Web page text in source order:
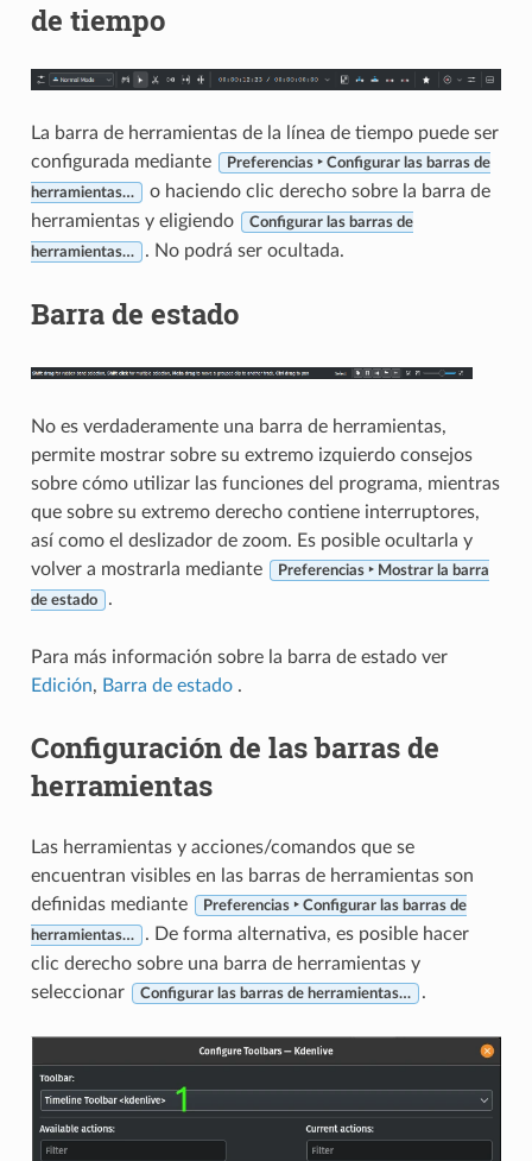
de tiempo
La barra de herramientas de la línea de tiempo puede ser
configurada mediante
Preferencias ‣ Configurar las barras de
herramientas…
o haciendo clic derecho sobre la barra de
herramientas y eligiendo
Configurar las barras de
herramientas… . No podrá ser ocultada.
Barra de estado
No es verdaderamente una barra de herramientas,
permite mostrar sobre su extremo izquierdo consejos
sobre cómo utilizar las funciones del programa, mientras
que sobre su extremo derecho contiene interruptores,
así como el deslizador de zoom. Es posible ocultarla y
volver a mostrarla mediante
Preferencias ‣ Mostrar la barra
de estado .
Para más información sobre la barra de estado ver
Edición, Barra de estado.
Configuración de las barras de
herramientas
Las herramientas y acciones/comandos que se
encuentran visibles en las barras de herramientas son
definidas mediante
Preferencias ‣ Configurar las barras de
herramientas…
. De forma alternativa, es posible hacer
clic derecho sobre una barra de herramientas y
seleccionar
Configurar las barras de herramientas… .